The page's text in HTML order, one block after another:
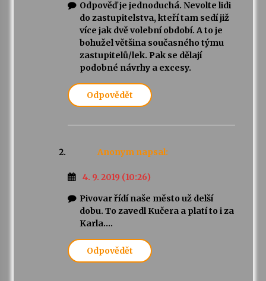
Odpověď je jednoduchá. Nevolte lidi
do zastupitelstva, kteří tam sedí již
více jak dvě volební období. A to je
bohužel většina současného týmu
zastupitelů/lek. Pak se dělají
podobné návrhy a excesy.
Odpovědět
Anonym napsal:
4. 9. 2019 (10:26)
Pivovar řídí naše město už delší
dobu. To zavedl Kučera a platí to i za
Karla….
Odpovědět